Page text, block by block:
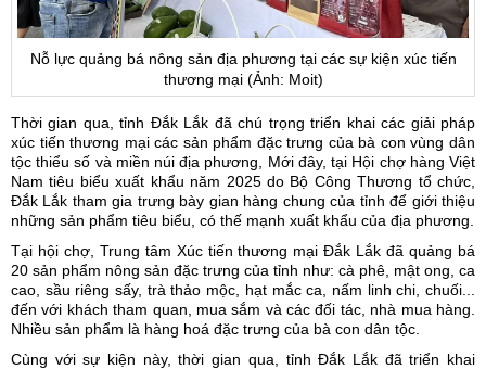
Nỗ lực quảng bá nông sản địa phương tại các sự kiện xúc tiến
thương mại (Ảnh: Moit)
Thời gian qua, tỉnh Đắk Lắk đã chú trọng triển khai các giải pháp
xúc tiến thương mạicác sản phẩm đặc trưng của bà con vùng dân
tộc thiểu số và miền núi địa phương, Mới đây, tại Hội chợ hàng Việt
Nam tiêu biểu xuất khẩu năm 2025 do Bộ Công Thương tổ chức,
Đắk Lắk tham gia trưng bày gian hàng chung của tỉnh để giới thiệu
những sản phẩm tiêu biểu, có thế mạnh xuất khẩu của địa phương.
Tại hội chợ, Trung tâm Xúc tiến thương mại Đắk Lắk đã quảng bá
20 sản phẩm nông sản đặc trưng của tỉnh như: cà phê, mật ong, ca
cao, sầu riêng sấy, trà thảo mộc, hạt mắc ca, nấm linh chi, chuối...
đến với khách tham quan, mua sắm và các đối tác, nhà mua hàng.
Nhiều sản phẩm là hàng hoá đặc trưng của bà con dân tộc.
Cùng với sự kiện này, thời gian qua, tỉnh Đắk Lắk đã triển khai